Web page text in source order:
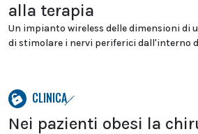
alla terapia
Un impianto wireless delle dimensioni di
di stimolare i nervi periferici dall'interno
CLINICA
Nei pazienti obesi la